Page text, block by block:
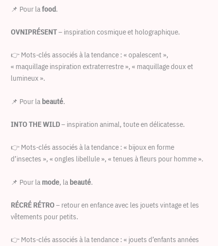
📌 Pour lafood.
OVNIPRÉSENT– inspiration cosmique et holographique.
👉 Mots-clés associés à la tendance : « opalescent »,
« maquillage inspiration extraterrestre », « maquillage doux et
lumineux ».
📌 Pour la beauté.
INTO THE WILD– inspiration animal, toute en délicatesse.
👉 Mots-clés associés à la tendance : « bijoux en forme
d’insectes », « ongles libellule », « tenues à fleurs pour homme ».
📌 Pour la mode, la beauté.
RÉCRÉ RÉTRO– retour en enfance avec les jouets vintage et les
vêtements pour petits.
👉 Mots-clés associés à la tendance : « jouets d’enfants années